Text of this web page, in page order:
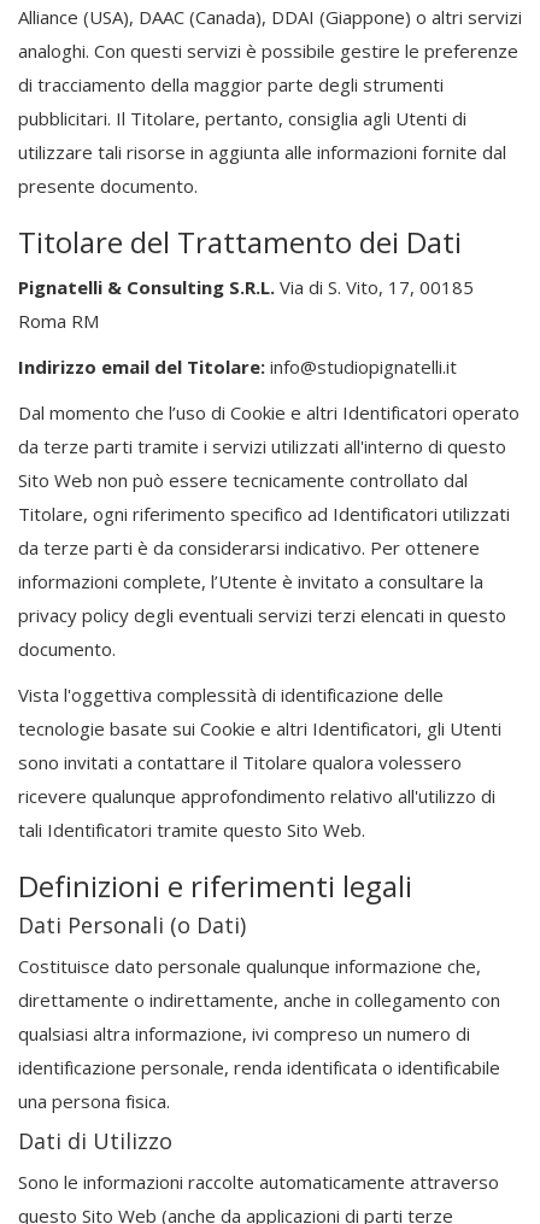
Alliance (USA), DAAC (Canada), DDAI (Giappone) o altri servizi
analoghi. Con questi servizi è possibile gestire le preferenze
di tracciamento della maggior parte degli strumenti
pubblicitari. Il Titolare, pertanto, consiglia agli Utenti di
utilizzare tali risorse in aggiunta alle informazioni fornite dal
presente documento.
Titolare del Trattamento dei Dati
Pignatelli & Consulting S.R.L. Via di S. Vito, 17, 00185
Roma RM
Indirizzo email del Titolare: info@studiopignatelli.it
Dal momento che l’uso di Cookie e altri Identificatori operato
da terze parti tramite i servizi utilizzati all'interno di questo
Sito Web non può essere tecnicamente controllato dal
Titolare, ogni riferimento specifico ad Identificatori utilizzati
da terze parti è da considerarsi indicativo. Per ottenere
informazioni complete, l’Utente è invitato a consultare la
privacy policy degli eventuali servizi terzi elencati in questo
documento.
Vista l'oggettiva complessità di identificazione delle
tecnologie basate sui Cookie e altri Identificatori, gli Utenti
sono invitati a contattare il Titolare qualora volessero
ricevere qualunque approfondimento relativo all'utilizzo di
tali Identificatori tramite questo Sito Web.
Definizioni e riferimenti legali
Dati Personali (o Dati)
Costituisce dato personale qualunque informazione che,
direttamente o indirettamente, anche in collegamento con
qualsiasi altra informazione, ivi compreso un numero di
identificazione personale, renda identificata o identificabile
una persona fisica.
Dati di Utilizzo
Sono le informazioni raccolte automaticamente attraverso
questo Sito Web (anche da applicazioni di parti terze